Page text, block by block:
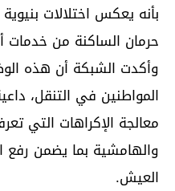
بأنه يعكس اختلالات
حرمان الساكنة من خدمات
وأكدت الشبكة أن هذه
المواطنين في التنقل،
معالجة الإكراهات التي
والهامشية بما يضمن
العيش.